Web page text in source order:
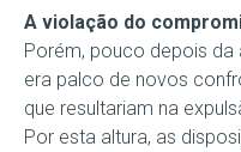
A violação do
Porém, pouco depois da
era palco de novos
que resultariam na
Por esta altura, as